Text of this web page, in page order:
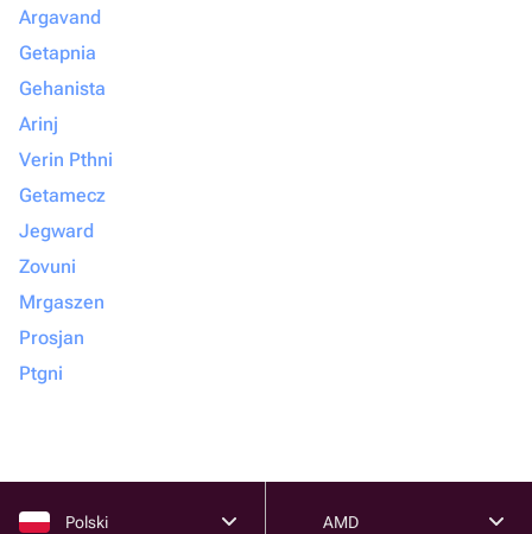
Argavand
Getapnia
Gehanista
Arinj
Verin Pthni
Getamecz
Jegward
Zovuni
Mrgaszen
Prosjan
Ptgni
Polski AMD